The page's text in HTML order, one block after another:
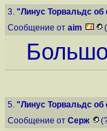
3. "Линус Торвальдс об
Сообщение от aim
5. "Линус Торвальдс об
Сообщение от Серж